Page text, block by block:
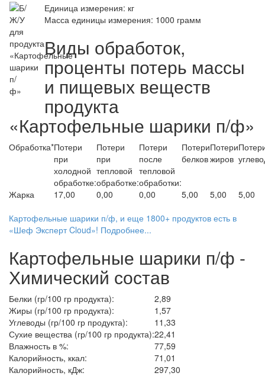
Единица измерения: кг
Масса единицы измерения: 1000 грамм
Виды обработок,
проценты потерь массы
и пищевых веществ
продукта
«Картофельные шарики п/ф»
Обработка*Потери
при
холодной
обработке:
Потери
при
тепловой
обработке:
Потери
после
тепловой
обработки:
Потери
белков
Потери
жиров
Жарка 17,00 0,00 0,00 5,00 5,00
5,00
Картофельные шарики п/ф, и еще 1800+ продуктов есть в
«Шеф Эксперт Cloud»! Подробнее...
Картофельные шарики п/ф -
Химический состав
Белки (гр/100 гр продукта):
2,89
Жиры (гр/100 гр продукта):
1,57
Углеводы (гр/100 гр продукта):
11,33
Сухие вещества (гр/100 гр продукта):22,41
Влажность в %:
77,59
Калорийность, ккал:
71,01
Калорийность, кДж:
297,30